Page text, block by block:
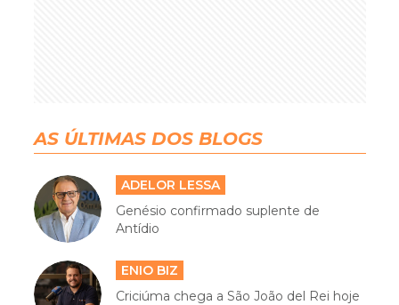
AS ÚLTIMAS DOS BLOGS
ADELOR LESSA
Genésio confirmado suplente de
Antídio
ENIO BIZ
Criciúma chega a São João del Rei hoje